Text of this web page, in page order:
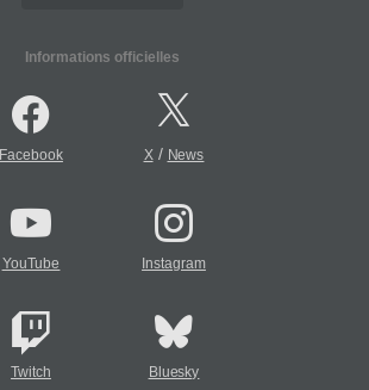
Informations officielles
Facebook X/ News
YouTube Instagram
Twitch Bluesky